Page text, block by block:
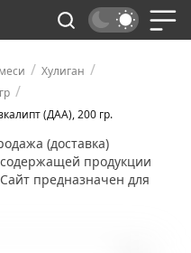
/ Хулиган /
/
(ДАА), 200 гр.
(доставка)
продукции
предназначен для